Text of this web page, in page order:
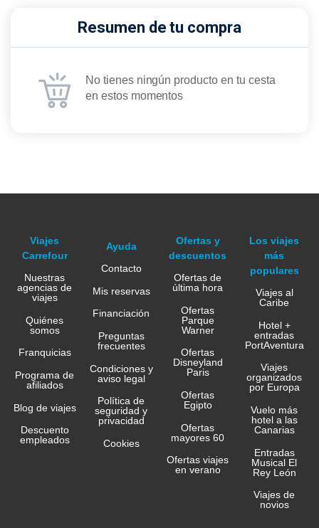
Resumen de tu compra
No tienes ningún producto en tu cesta
en estos momentos
Viajes
Carrefour
Nuestras
agencias de
viajes
Quiénes
somos
Franquicias
Programa de
afiliados
Blog de viajes
Descuento
empleados
Ayuda
Contacto
Mis reservas
Financiación
Preguntas
frecuentes
Condiciones y
aviso legal
Política de
seguridad y
privacidad
Cookies
Ofertas y
descuentos
Ofertas de
última hora
Ofertas
Parque
Warner
Ofertas
Disneyland
Paris
Ofertas
Egipto
Ofertas
mayores 60
Ofertas viajes
en verano
Los viajes
más
populares
Viajes al
Caribe
Hotel +
entradas
PortAventura
Viajes
organizados
por Europa
Vuelo más
hotel a las
Canarias
Entradas
Musical El
Rey León
Viajes de
novios